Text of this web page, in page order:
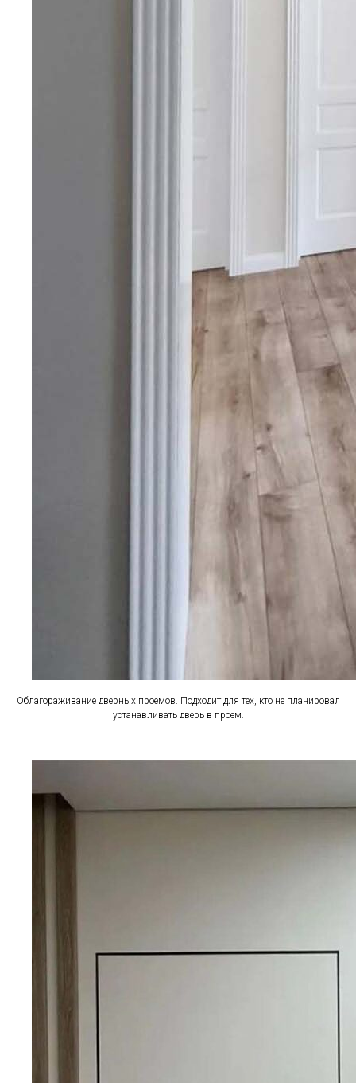
Облагораживание дверных проемов. Подходит для тех, кто не планировал
устанавливать дверь в проем.